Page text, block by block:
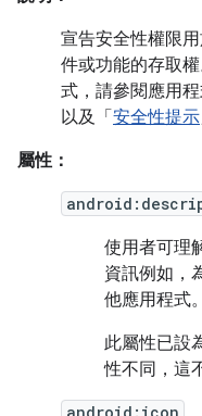
宣告安全性權限
件或功能的存取
式，請參閱應用
以及「 安全性提示
屬性：
使用者可理
資訊例如，
他應用程式。
此屬性已設
性不同，這